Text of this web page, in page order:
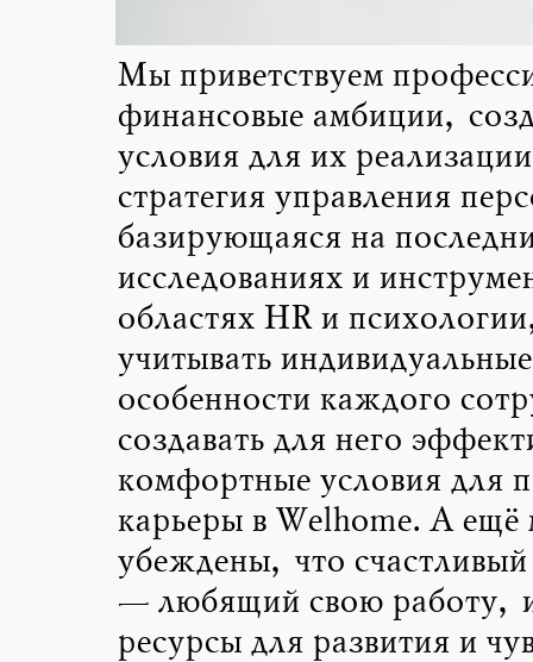
Мы приветствуем
финансовые амбиции,
условия для их
стратегия управления
базирующаяся на
исследованиях и
областях HR и
учитывать индивидуальные
особенности каждого
создавать для него
комфортные условия для
карьеры в Welhome. А ещё
убеждены, что
— любящий свою работу,
ресурсы для развития и